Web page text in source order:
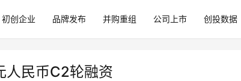
初创企业 品牌发布 并购重组 公司上市 创投数据
人民币C2轮融资